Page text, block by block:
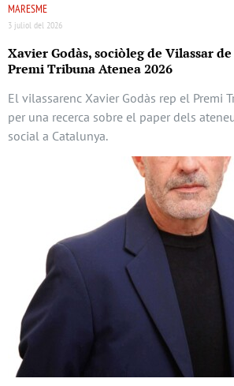
MARESME
3 juliol del 2026
Xavier Godàs, sociòleg de Vilassar
Premi Tribuna Atenea 2026
El vilassarenc Xavier Godàs rep el Premi
per una recerca sobre el paper dels
social a Catalunya.